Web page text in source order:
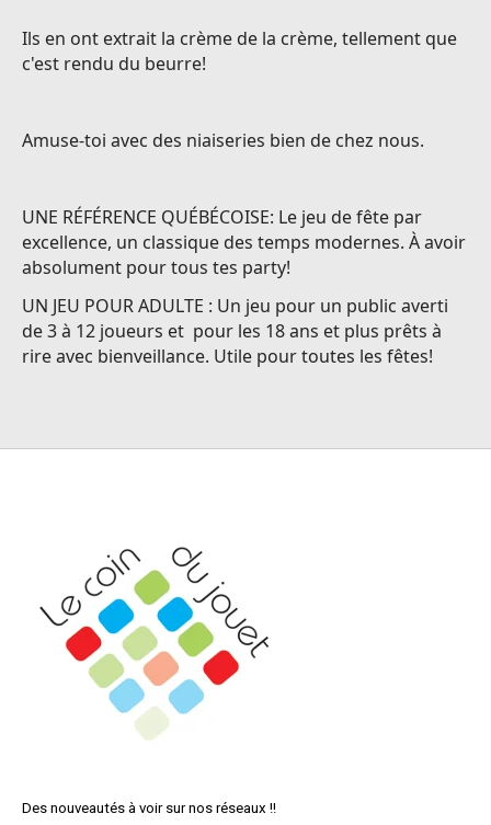
Ils en ont extrait la crème de la crème, tellement que
c'est rendu du beurre!
Amuse-toi avec des niaiseries bien de chez nous.
UNE RÉFÉRENCE QUÉBÉCOISE: Le jeu de fête par
excellence, un classique des temps modernes. À avoir
absolument pour tous tes party!
UN JEU POUR ADULTE : Un jeu pour un public averti
de 3 à 12 joueurs et pour les 18 ans et plus prêts à
rire avec bienveillance. Utile pour toutes les fêtes!
Des nouveautés à voir sur nos réseaux !!